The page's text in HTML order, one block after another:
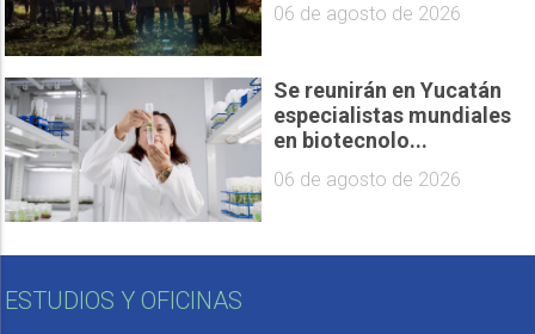
06 de agosto de 2026
Se reunirán en Yucatán
especialistas mundiales
en biotecnolo...
06 de agosto de 2026
ESTUDIOS Y OFICINAS